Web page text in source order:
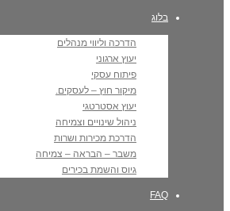
בלוג
הדרכה וליווי מנהלים
יעוץ ארגוני
פיתוח עסקי
מיקור חוץ – לעסקים.
יעוץ אסטרטגי
ניהול שינויים וצמיחה
הדרכת מכירות ושרות
משבר – הבראה – צמיחה
גיוס והשמת בכירים
FAQ